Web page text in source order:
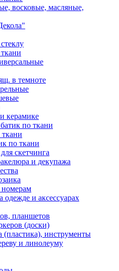
восковые, масляные,
в темноте
керамике
по ткани
по ткани
скетчинга
и декупажа
одежде и аксессуарах
планшетов
(доски)
(пластика), инструменты
и линолеуму